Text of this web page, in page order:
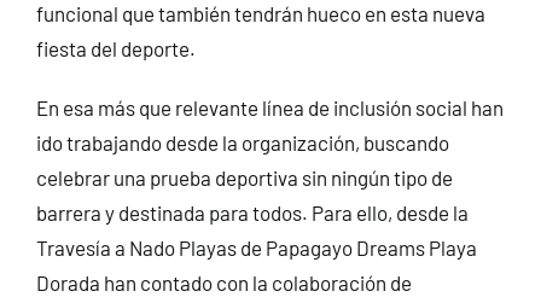
funcional que también tendrán hueco en esta nueva
fiesta del deporte.
En esa más que relevante línea de inclusión social han
ido trabajando desde la organización, buscando
celebrar una prueba deportiva sin ningún tipo de
barrera y destinada para todos. Para ello, desde la
Travesía a Nado Playas de Papagayo Dreams Playa
Dorada han contado con la colaboración de